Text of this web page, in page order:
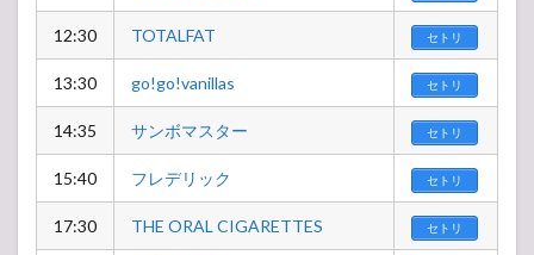
12:30 TOTALFAT セトリ
13:30 go!go!vanillas セトリ
14:35 サンボマスター セトリ
15:40 フレデリック セトリ
17:30 THE ORAL CIGARETTES セトリ